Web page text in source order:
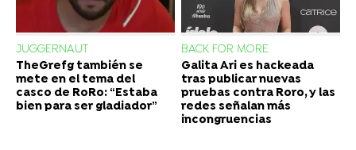
JUGGERNAUT
TheGrefg también se
mete en el tema del
casco de RoRo: “Estaba
bien para ser gladiador”
BACK FOR MORE
Galita Ari es hackeada
tras publicar nuevas
pruebas contra Roro, y las
redes señalan más
incongruencias